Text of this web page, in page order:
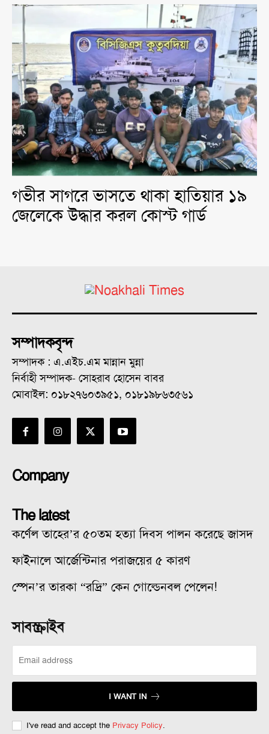
গভীর সাগরে ভাসতে থাকা হাতিয়ার ১৯
জেলেকে উদ্ধার করল কোস্ট গার্ড
সম্পাদকবৃন্দ
সম্পাদক : এ.এইচ.এম মান্নান মুন্না
নির্বাহী সম্পাদক- সোহরাব হোসেন বাবর
মোবাইল: ০১৮২৭৬০৩৯৫১, ০১৮১৯৮৬৩৫৬১
Company
The latest
কর্ণেল তাহের’র ৫০তম হত্যা দিবস পালন করেছে জাসদ
ফাইনালে আর্জেন্টিনার পরাজয়ের ৫ কারণ
স্পেন’র তারকা “রদ্রি” কেন গোল্ডেনবল পেলেন!
সাবস্ক্রাইব
I WANT IN
I've read and accept the Privacy Policy.